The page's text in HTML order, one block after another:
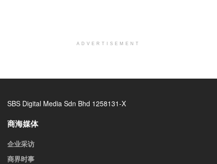
ADVERTISEMENT
SBS Digital Media Sdn Bhd 1258131-X
商海媒体
企业采访
商界时事